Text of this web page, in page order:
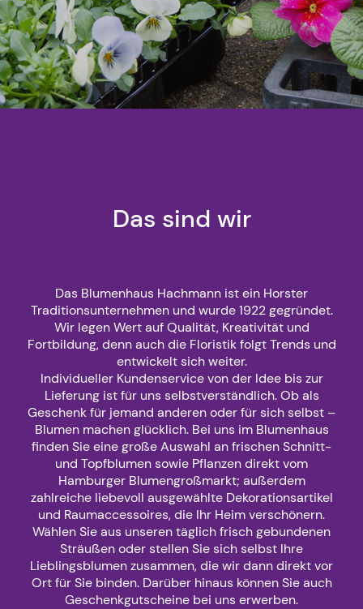
Das sind wir
Das Blumenhaus Hachmann ist ein Horster
Traditionsunternehmen und wurde 1922 gegründet.
Wir legen Wert auf Qualität, Kreativität und
Fortbildung, denn auch die Floristik folgt Trends und
entwickelt sich weiter.
Individueller Kundenservice von der Idee bis zur
Lieferung ist für uns selbstverständlich. Ob als
Geschenk für jemand anderen oder für sich selbst –
Blumen machen glücklich. Bei uns im Blumenhaus
finden Sie eine große Auswahl an frischen Schnitt-
und Topfblumen sowie Pflanzen direkt vom
Hamburger Blumengroßmarkt; außerdem
zahlreiche liebevoll ausgewählte Dekorationsartikel
und Raumaccessoires, die Ihr Heim verschönern.
Wählen Sie aus unseren täglich frisch gebundenen
Sträußen oder stellen Sie sich selbst Ihre
Lieblingsblumen zusammen, die wir dann direkt vor
Ort für Sie binden. Darüber hinaus können Sie auch
Geschenkgutscheine bei uns erwerben.